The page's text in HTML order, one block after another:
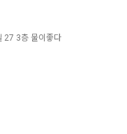
27 3층 물이좋다